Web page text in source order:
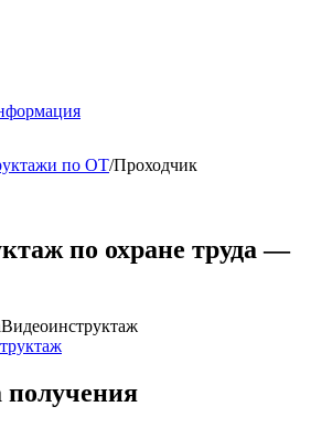
по ОТ/Проходчик
по охране труда —
Видеоинструктаж